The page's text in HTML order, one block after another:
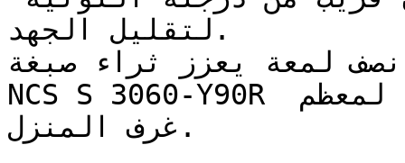
لتقليل الجهد.
لمعة يعزز ثراء صبغة
NCS S 3060-Y90R ويوفر قابلية تنظيف ممتازة لمعظم
غرف المنزل.